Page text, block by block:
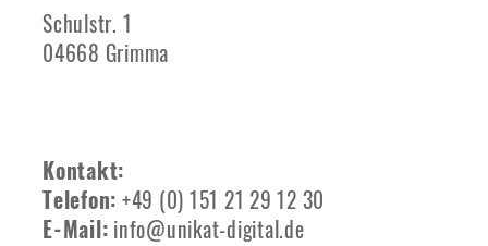
Schulstr. 1
04668 Grimma
Kontakt:
Telefon: +49 (0) 151 21 29 12 30
E-Mail: info@unikat-digital.de